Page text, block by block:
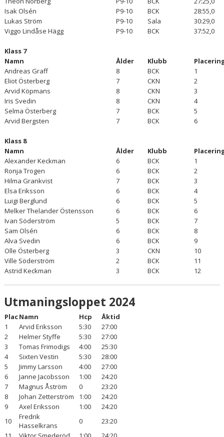
Isak Olsén
P9-10 BCK
28:55,0
Lukas Ström
P9-10 Sala
30:29,0
Viggo Lindåse Hägg
P9-10 BCK 37:52,0
Klass 7
Namn
Ålder Klubb
Andreas Graff
8 BCK
1
Eliot Österberg
7 CKN
2
Arvid Köpmans
8 CKN
3
Iris Svedin
8 CKN
4
Selma Österberg
7 BCK
5
Arvid Bergsten
7 BCK 6
Klass 8
Namn
Ålder Klubb
Alexander Keckman
6 BCK
1
Ronja Trogen
6 BCK
2
Hilma Grankvist
7 BCK
3
Elsa Eriksson
6 BCK
4
Luigi Berglund
6 BCK
5
Melker Thelander Östensson
6 BCK
6
Ivan Söderström
5 BCK
7
Sam Olsén
6 BCK
8
Alva Svedin
6 BCK
9
Olle Österberg
3 CKN
10
Ville Söderström
2 BCK
11
Astrid Keckman
3 BCK 12
Utmaningsloppet 2024
PlacNamn Hcp
Åktid
1
Arvid Eriksson 5:30
27:00
2
Helmer Styffe 5:30
27:00
3
Tomas Frimodigs 4:00
25:30
4
Sixten Vestin 5:30
28:00
5
Jimmy Larsson 4:00
27:00
6
Janne Jacobsson 1:00
24:20
7
Magnus Åström 0
23:20
8
Johan Zetterström 1:00
24:20
9
Axel Eriksson 1:00
24:20
10
Fredrik
Hasselkrans
0
23:20